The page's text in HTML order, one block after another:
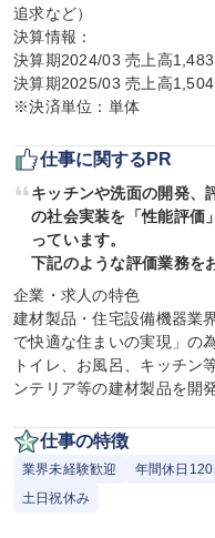
追求など）
決算情報：
決算期2024/03 売上高
決算期2025/03 売上高
※決済単位：単体
仕事に関するPR
キッチンや洗面の開発、
の社会実装を「性能評価
っています。
下記のような評価業務を
企業・求人の特色
建材製品・住宅設備機器業
で快適な住まいの実現」の
トイレ、お風呂、キッチン
ンテリア等の建材製品を開
仕事の特徴
業界未経験歓迎 年間休日
土日祝休み